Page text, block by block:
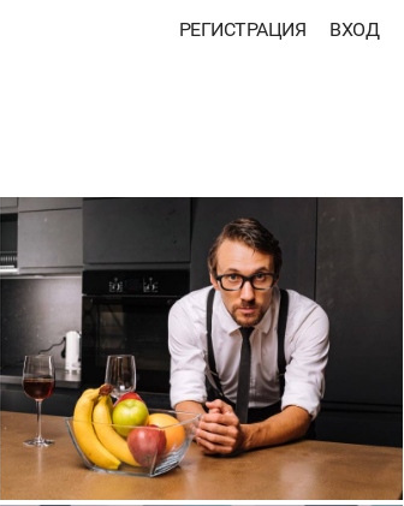
ВХОД
РЕГИСТРАЦИЯ